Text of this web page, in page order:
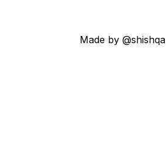
Made by @shishqa